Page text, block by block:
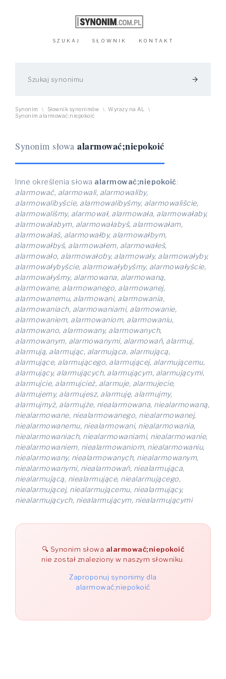
SZUKAJ SŁOWNIK KONTAKT
arrow_forward
Synonim \ Słownik synonimów \ Wyrazy na AL \
Synonim alarmować;niepokoić
Synonim słowa alarmować;niepokoić
Inne określenia słowa alarmować;niepokoić:
alarmować, alarmowali, alarmowaliby,
alarmowalibyście, alarmowalibyśmy, alarmowaliście,
alarmowaliśmy, alarmował, alarmowała, alarmowałaby,
alarmowałabym, alarmowałabyś, alarmowałam,
alarmowałaś, alarmowałby, alarmowałbym,
alarmowałbyś, alarmowałem, alarmowałeś,
alarmowało, alarmowałoby, alarmowały, alarmowałyby,
alarmowałybyście, alarmowałybyśmy, alarmowałyście,
alarmowałyśmy, alarmowana, alarmowaną,
alarmowane, alarmowanego, alarmowanej,
alarmowanemu, alarmowani, alarmowania,
alarmowaniach, alarmowaniami, alarmowanie,
alarmowaniem, alarmowaniom, alarmowaniu,
alarmowano, alarmowany, alarmowanych,
alarmowanym, alarmowanymi, alarmowań, alarmuj,
alarmują, alarmując, alarmująca, alarmującą,
alarmujące, alarmującego, alarmującej, alarmującemu,
alarmujący, alarmujących, alarmującym, alarmującymi,
alarmujcie, alarmujcież, alarmuje, alarmujecie,
alarmujemy, alarmujesz, alarmuję, alarmujmy,
alarmujmyż, alarmujże, niealarmowana, niealarmowaną,
niealarmowane, niealarmowanego, niealarmowanej,
niealarmowanemu, niealarmowani, niealarmowania,
niealarmowaniach, niealarmowaniami, niealarmowanie,
niealarmowaniem, niealarmowaniom, niealarmowaniu,
niealarmowany, niealarmowanych, niealarmowanym,
niealarmowanymi, niealarmowań, niealarmująca,
niealarmującą, niealarmujące, niealarmującego,
niealarmującej, niealarmującemu, niealarmujący,
niealarmujących, niealarmującym, niealarmującymi
Synonim słowa alarmować;niepokoić
nie został znaleziony w naszym słowniku.
Zaproponuj synonimy dla
alarmować;niepokoić